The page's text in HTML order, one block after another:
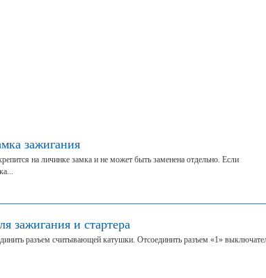
зажигания
на личинке замка и не может быть заменена отдельно. Если
зажигания и стартера
разъем считывающей катушки. Отсоединить разъем «1»